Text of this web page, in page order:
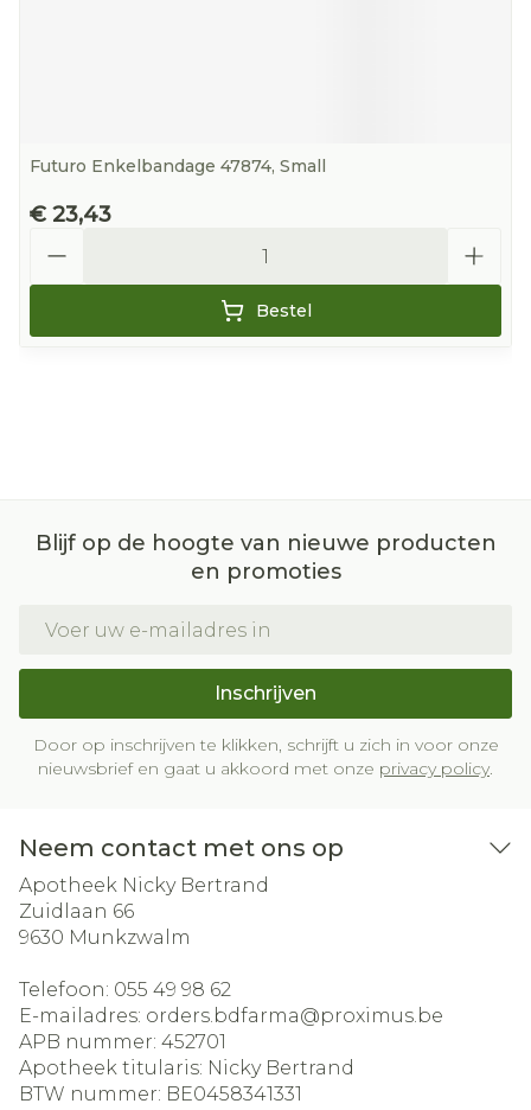
Futuro Enkelbandage 47874, Small
€ 23,43
Bestel
Blijf op de hoogte van nieuwe producten
en promoties
Inschrijven
Door op inschrijven te klikken, schrijft u zich in voor onze
nieuwsbrief en gaat u akkoord met onze privacy policy.
Neem contact met ons op
Apotheek Nicky Bertrand
Zuidlaan 66
9630 Munkzwalm
Telefoon: 055 49 98 62
E-mailadres: orders.bdfarma@proximus.be
APB nummer: 452701
Apotheek titularis: Nicky Bertrand
BTW nummer: BE0458341331